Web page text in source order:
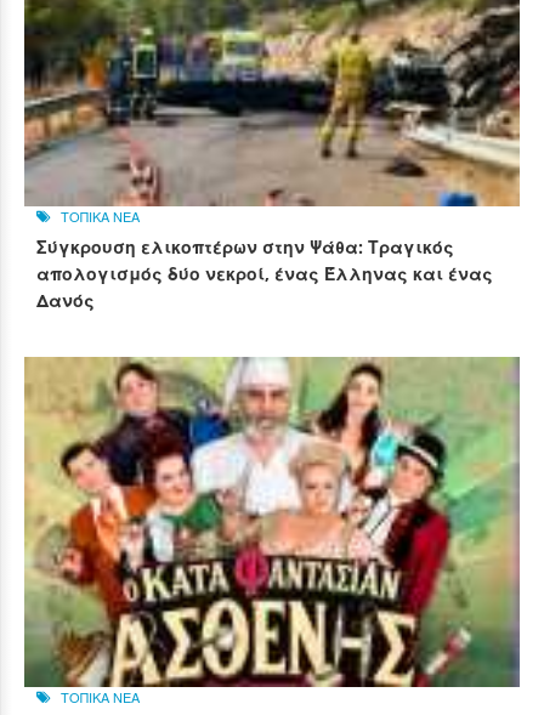
ΤΟΠΙΚΑ ΝΕΑ
Σύγκρουση ελικοπτέρων στην Ψάθα: Τραγικός
απολογισμός δύο νεκροί, ένας Έλληνας και ένας
Δανός
ΤΟΠΙΚΑ ΝΕΑ